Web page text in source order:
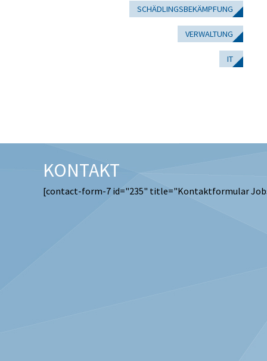
SCHÄDLINGSBEKÄMPFUNG
VERWALTUNG
IT
KONTAKT
[contact-form-7 id="235" title="Kontaktformular